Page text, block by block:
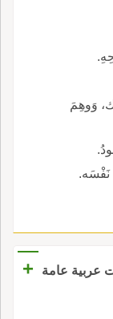
وَوهِمَ
عربية عامة +